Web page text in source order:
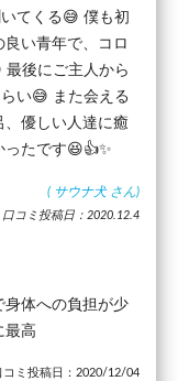
てくる😅 僕も初
い青年で、コロ
後にご主人から
い😅 また会える
、優しい人達に癒
たです😆👍✨
( サウナ犬 さん)
口コミ投稿日：2020.12.4
身体への負担が少
最高
コミ投稿日：2020/12/04